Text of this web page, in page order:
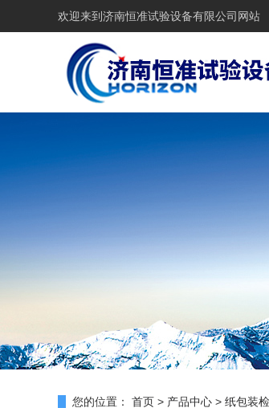
欢迎来到 济南恒准试验设备有限公司网站
您的位置： 首页 > 产品中心 > 纸包装